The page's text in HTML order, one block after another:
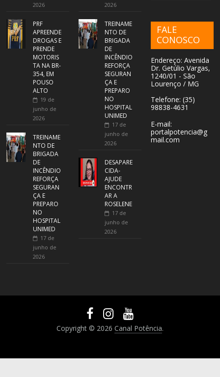
2026
PRF
APREENDE
DROGAS E
PRENDE
MOTORIS
TA NA BR-
354, EM
POUSO
ALTO
19 de
junho de
2026
TREINAME
NTO DE
BRIGADA
DE
INCÊNDIO
REFORÇA
SEGURAN
ÇA E
PREPARO
NO
HOSPITAL
UNIMED
17 de
junho de
2026
2026
TREINAME
NTO DE
BRIGADA
DE
INCÊNDIO
REFORÇA
SEGURAN
ÇA E
PREPARO
NO
HOSPITAL
UNIMED
17 de
junho de
2026
DESAPARE
CIDA-
AJUDE
ENCONTR
AR A
ROSELENE
17 de
junho de
2026
FALE
CONOSCO
Endereço: Avenida
Dr. Getúlio Vargas,
1240/01 - São
Lourenço / MG
Telefone: (35)
98838-4631
E-mail:
portalpotencia@g
mail.com
Copyright © 2026 Canal Potência.